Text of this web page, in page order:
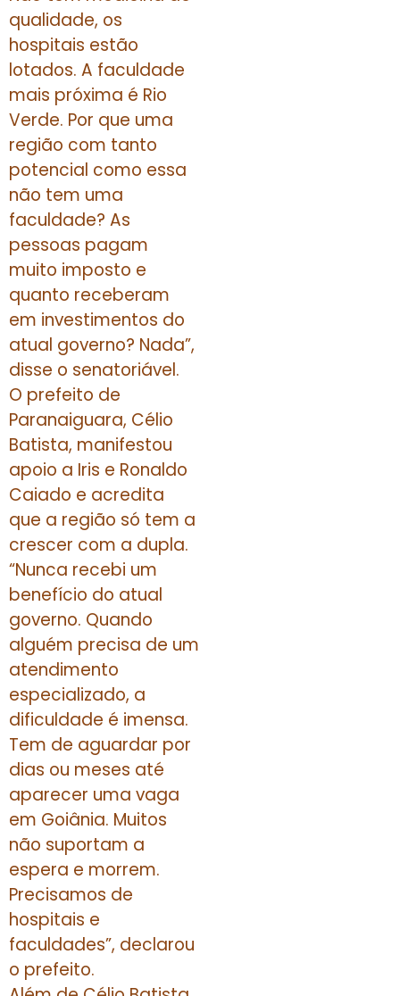
qualidade, os
hospitais estão
lotados. A faculdade
mais próxima é Rio
Verde. Por que uma
região com tanto
potencial como essa
não tem uma
faculdade? As
pessoas pagam
muito imposto e
quanto receberam
em investimentos do
atual governo? Nada”,
disse o senatoriável.
O prefeito de
Paranaiguara, Célio
Batista, manifestou
apoio a Iris e Ronaldo
Caiado e acredita
que a região só tem a
crescer com a dupla.
“Nunca recebi um
benefício do atual
governo. Quando
alguém precisa de um
atendimento
especializado, a
dificuldade é imensa.
Tem de aguardar por
dias ou meses até
aparecer uma vaga
em Goiânia. Muitos
não suportam a
espera e morrem.
Precisamos de
hospitais e
faculdades”, declarou
o prefeito.